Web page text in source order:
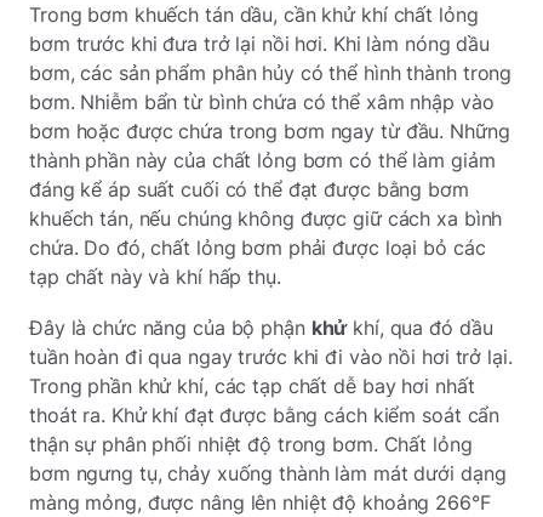
Trong bơm khuếch tán dầu, cần khử khí chất lỏng
bơm trước khi đưa trở lại nồi hơi. Khi làm nóng dầu
bơm, các sản phẩm phân hủy có thể hình thành trong
bơm. Nhiễm bẩn từ bình chứa có thể xâm nhập vào
bơm hoặc được chứa trong bơm ngay từ đầu. Những
thành phần này của chất lỏng bơm có thể làm giảm
đáng kể áp suất cuối có thể đạt được bằng bơm
khuếch tán, nếu chúng không được giữ cách xa bình
chứa. Do đó, chất lỏng bơm phải được loại bỏ các
tạp chất này và khí hấp thụ.
Đây là chức năng của bộ phận khửkhí, qua đó dầu
tuần hoàn đi qua ngay trước khi đi vào nồi hơi trở lại.
Trong phần khử khí, các tạp chất dễ bay hơi nhất
thoát ra. Khử khí đạt được bằng cách kiểm soát cẩn
thận sự phân phối nhiệt độ trong bơm. Chất lỏng
bơm ngưng tụ, chảy xuống thành làm mát dưới dạng
màng mỏng, được nâng lên nhiệt độ khoảng 266°F